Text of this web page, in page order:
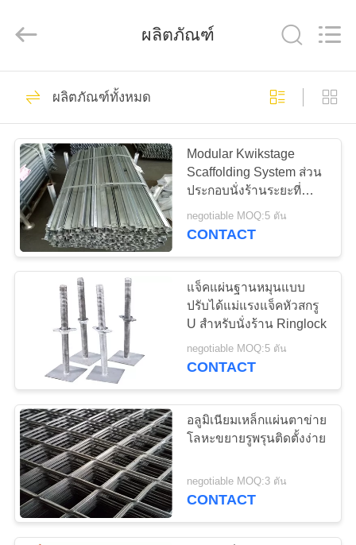
บ้าน
ผลิตภัณฑ์
เกี่ยว
กับ
โรงงาน
การ
ควบคุม
คุณภาพ
Formwork
Reserved.
ระบบนั่งร้านเหล็ก
ระบบนั่งร้าน
31
ระบบนั่งร้าน
Ringlock
25
ผลิตภัณฑ์
ผลิตภัณฑ์ทั้งหมด
Modular Kwikstage
Scaffolding System ส่วน
ประกอบนั่งร้านระยะที่
รวดเร็ว
negotiable MOQ:5 ตัน
CONTACT
แจ็คแผ่นฐานหมุนแบบ
ปรับได้แม่แรงแจ็คหัวสกรู
U สำหรับนั่งร้าน Ringlock
negotiable MOQ:5 ตัน
CONTACT
อลูมิเนียมเหล็กแผ่นตาข่าย
โลหะขยายรูพรุนติดตั้งง่าย
negotiable MOQ:3 ตัน
CONTACT